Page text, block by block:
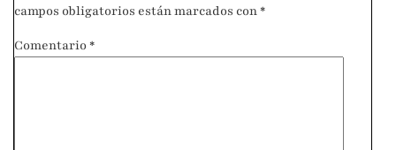
campos obligatorios están marcados con *
Comentario *